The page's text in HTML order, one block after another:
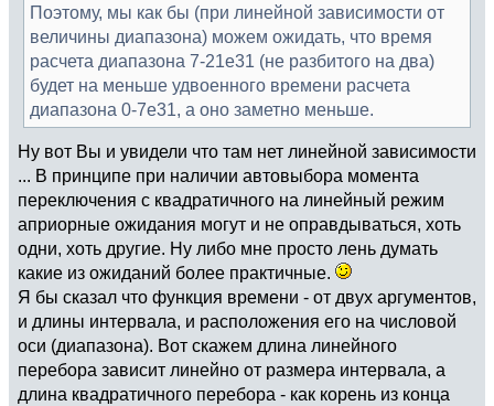
Поэтому, мы как бы (при линейной зависимости от
величины диапазона) можем ожидать, что время
расчета диапазона 7-21e31 (не разбитого на два)
будет на меньше удвоенного времени расчета
диапазона 0-7e31, а оно заметно меньше.
Ну вот Вы и увидели что там нет линейной зависимости
... В принципе при наличии автовыбора момента
переключения с квадратичного на линейный режим
априорные ожидания могут и не оправдываться, хоть
одни, хоть другие. Ну либо мне просто лень думать
какие из ожиданий более практичные.
Я бы сказал что функция времени - от двух аргументов,
и длины интервала, и расположения его на числовой
оси (диапазона). Вот скажем длина линейного
перебора зависит линейно от размера интервала, а
длина квадратичного перебора - как корень из конца